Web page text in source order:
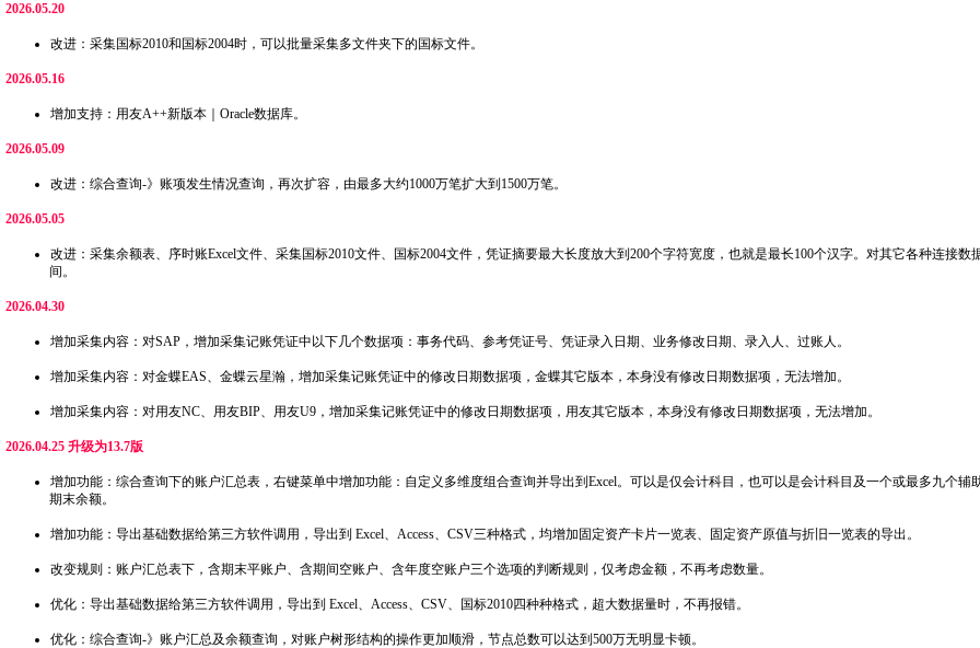
2026.05.20
改进：采集国标2010和国标2004时，可以批量采集多文件夹下的国标文件。
2026.05.16
增加支持：用友A++新版本｜Oracle数据库。
2026.05.09
改进：综合查询-》账项发生情况查询，再次扩容，由最多大约1000万笔扩大到1500万笔。
2026.05.05
改进：采集余额表、序时账Excel文件、采集国标2010文件、国标2004文件，凭证摘要最大长度放大到200个字符宽度，也就是最长100个汉字。对其它各种连接
间。
2026.04.30
增加采集内容：对SAP，增加采集记账凭证中以下几个数据项：事务代码、参考凭证号、凭证录入日期、业务修改日期、录入人、过账人。
增加采集内容：对金蝶EAS、金蝶云星瀚，增加采集记账凭证中的修改日期数据项，金蝶其它版本，本身没有修改日期数据项，无法增加。
增加采集内容：对用友NC、用友BIP、用友U9，增加采集记账凭证中的修改日期数据项，用友其它版本，本身没有修改日期数据项，无法增加。
2026.04.25 升级为13.7版
增加功能：综合查询下的账户汇总表，右键菜单中增加功能：自定义多维度组合查询并导出到Excel。可以是仅会计科目，也可以是会计科目及一个或最多九个
期末余额。
增加功能：导出基础数据给第三方软件调用，导出到 Excel、Access、CSV三种格式，均增加固定资产卡片一览表、固定资产原值与折旧一览表的导出。
改变规则：账户汇总表下，含期末平账户、含期间空账户、含年度空账户三个选项的判断规则，仅考虑金额，不再考虑数量。
优化：导出基础数据给第三方软件调用，导出到 Excel、Access、CSV、国标2010四种种格式，超大数据量时，不再报错。
优化：综合查询-》账户汇总及余额查询，对账户树形结构的操作更加顺滑，节点总数可以达到500万无明显卡顿。